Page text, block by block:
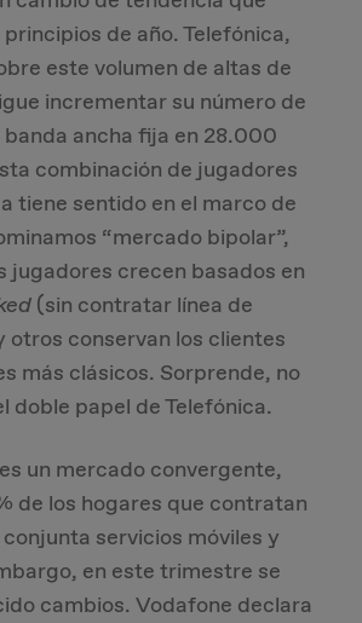
de año. Telefónica,
este volumen de altas de
incrementar su número de
ancha fija en 28.000
combinación de jugadores
tiene sentido en el marco de
“mercado bipolar”,
jugadores crecen basados en
(sin contratar línea de
otros conservan los clientes
más clásicos. Sorprende, no
doble papel de Telefónica.
un mercado convergente,
de los hogares que contratan
servicios móviles y
en este trimestre se
cambios. Vodafone declara